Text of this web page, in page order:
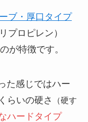
ブ・厚口タイプ
プロピレン）
のが特徴です。
た感じではハー
らいの硬さ
（硬す
ハードタイプ